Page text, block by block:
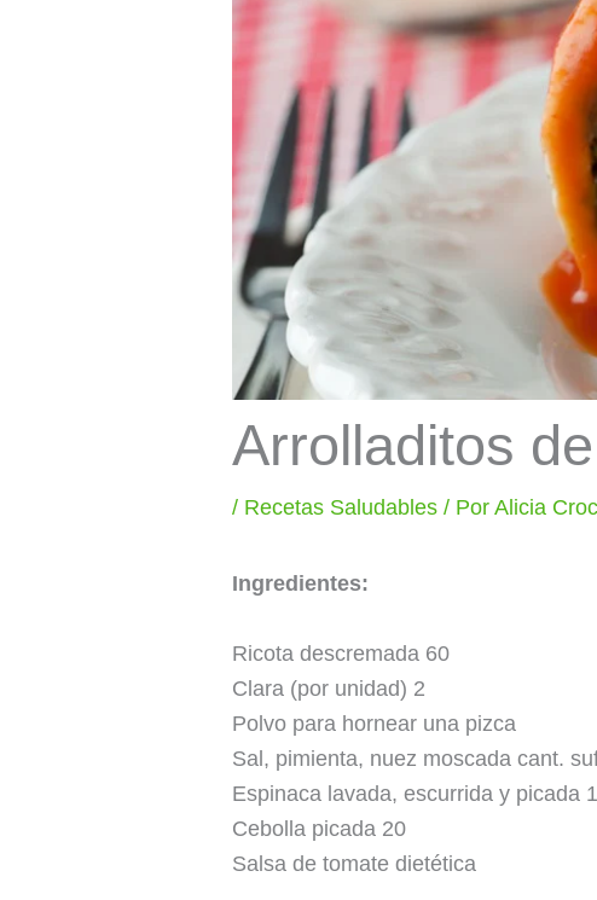
Arrolladitos
/ Recetas Saludables / PorAlicia
Ingredientes:
Ricota descremada 60
Clara (por unidad) 2
Polvo para hornear una pizca
Sal, pimienta, nuez moscada cant.
Espinaca lavada, escurrida y picada
Cebolla picada 20
Salsa de tomate dietética